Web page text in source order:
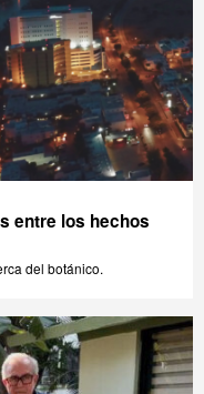
entre los hechos
del botánico.